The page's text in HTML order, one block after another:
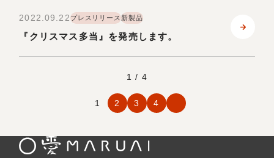
2022.09.22プレスリリース新製品
『クリスマス多当』を発売します。
1 / 4
1 2 3 4